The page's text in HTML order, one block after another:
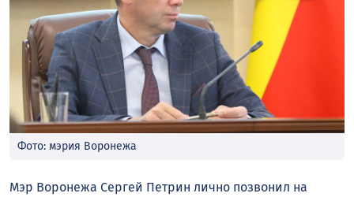
Фото: мэрия Воронежа
Мэр Воронежа Сергей Петрин лично позвонил на